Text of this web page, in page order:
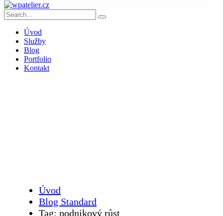
Úvod
Služby
Blog
Portfolio
Kontakt
Úvod
Blog Standard
Tag: podnikový růst